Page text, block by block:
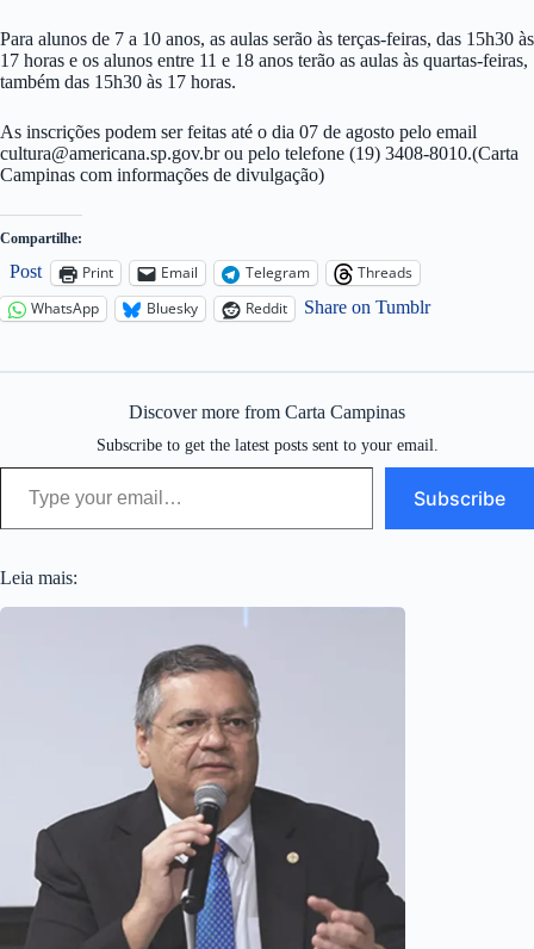
Para alunos de 7 a 10 anos, as aulas serão às terças-feiras, das 15h30 às
17 horas e os alunos entre 11 e 18 anos terão as aulas às quartas-feiras,
também das 15h30 às 17 horas.
As inscrições podem ser feitas até o dia 07 de agosto pelo email
cultura@americana.sp.gov.brou pelo telefone (19) 3408-8010.(Carta
Campinas com informações de divulgação)
Compartilhe:
Post Print Email Telegram
Threads
WhatsApp
Bluesky Reddit Share on Tumblr
Discover more from Carta Campinas
Subscribe to get the latest posts sent to your email.
Type your email…
Subscribe
Leia mais: